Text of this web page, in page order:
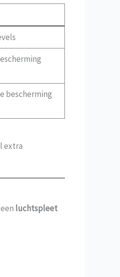
bescherming
extra
luchtspleet